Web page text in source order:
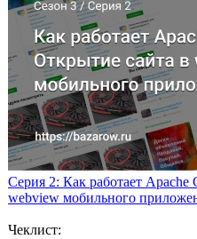
Серия 2: Как работает Apache
webview мобильного
Чеклист: